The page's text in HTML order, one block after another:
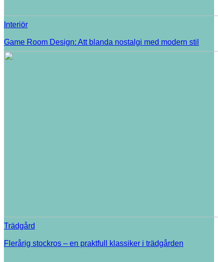
Interiör
Game Room Design: Att blanda nostalgi med modern stil
Trädgård
Flerårig stockros – en praktfull klassiker i trädgården